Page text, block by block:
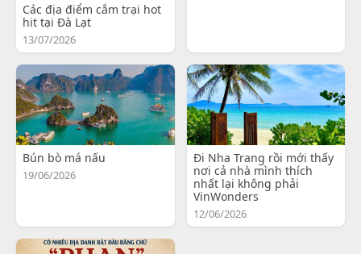
Các địa điểm cắm trại hot
hit tại Đà Lạt
13/07/2026
Bún bò má nấu
19/06/2026
Đi Nha Trang rồi mới thấy
nơi cả nhà mình thích
nhất lại không phải
VinWonders
12/06/2026